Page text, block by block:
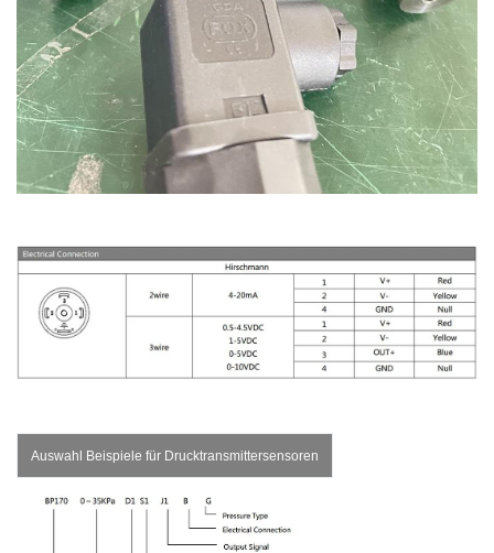
Auswahl Beispiele für Drucktransmittersensoren